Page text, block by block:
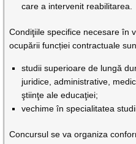
care a intervenit reabilitarea.
Condiţiile specifice necesare în
ocupării funcției contractuale
studii superioare de lungă
juridice, administrative,
ştiinţe ale educaţiei;
vechime în specialitatea
Concursul se va organiza